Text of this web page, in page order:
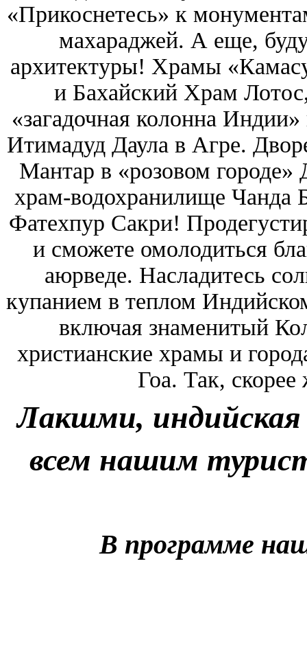
«Прикоснетесь» к
махараджей. А еще,
архитектуры! Храмы
и Бахайский Храм
«загадочная колонна
Итимадуд Даула в Агре.
Мантар в «розовом
храм-водохранилище Чанда
Фатехпур Сакри!
и сможете омолодиться
аюрведе. Насладитесь
купанием в теплом
включая знаменитый
христианские храмы и
Гоа. Так, скорее
Лакшми, индийская
всем нашим
В программе